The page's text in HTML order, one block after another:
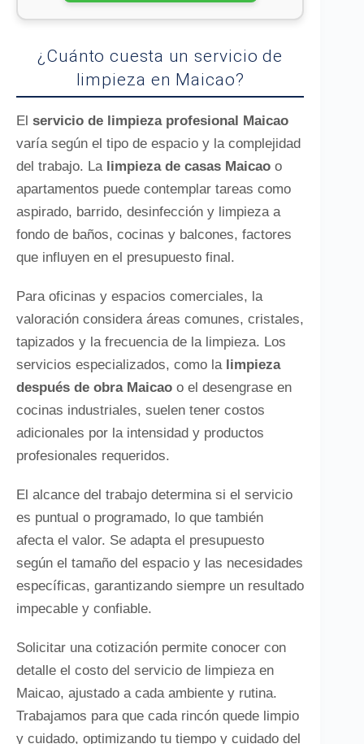
¿Cuánto cuesta un servicio de
limpieza en Maicao?
El servicio de limpieza profesional Maicao
varía según el tipo de espacio y la complejidad
del trabajo. La limpieza de casas Maicao o
apartamentos puede contemplar tareas como
aspirado, barrido, desinfección y limpieza a
fondo de baños, cocinas y balcones, factores
que influyen en el presupuesto final.
Para oficinas y espacios comerciales, la
valoración considera áreas comunes, cristales,
tapizados y la frecuencia de la limpieza. Los
servicios especializados, como la limpieza
después de obra Maicao o el desengrase en
cocinas industriales, suelen tener costos
adicionales por la intensidad y productos
profesionales requeridos.
El alcance del trabajo determina si el servicio
es puntual o programado, lo que también
afecta el valor. Se adapta el presupuesto
según el tamaño del espacio y las necesidades
específicas, garantizando siempre un resultado
impecable y confiable.
Solicitar una cotización permite conocer con
detalle el costo del servicio de limpieza en
Maicao, ajustado a cada ambiente y rutina.
Trabajamos para que cada rincón quede limpio
y cuidado, optimizando tu tiempo y cuidado del